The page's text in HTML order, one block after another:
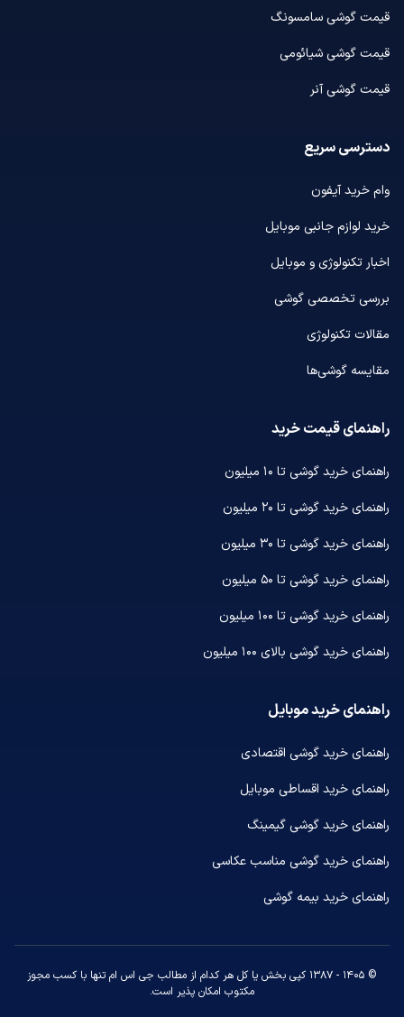
قیمت گوشی سامسونگ
قیمت گوشی شیائومی
قیمت گوشی آنر
دسترسی سریع
وام خرید آیفون
خرید لوازم جانبی موبایل
اخبار تکنولوژی و موبایل
بررسی تخصصی گوشی
مقالات تکنولوژی
مقایسه گوشی‌ها
راهنمای قیمت خرید
راهنمای خرید گوشی تا ۱۰ میلیون
راهنمای خرید گوشی تا ۲۰ میلیون
راهنمای خرید گوشی تا ۳۰ میلیون
راهنمای خرید گوشی تا ۵۰ میلیون
راهنمای خرید گوشی تا ۱۰۰ میلیون
راهنمای خرید گوشی بالای ۱۰۰ میلیون
راهنمای خرید موبایل
راهنمای خرید گوشی اقتصادی
راهنمای خرید اقساطی موبایل
راهنمای خرید گوشی گیمینگ
راهنمای خرید گوشی مناسب عکاسی
راهنمای خرید بیمه گوشی
© ۱۴۰۵ - ۱۳۸۷ کپی بخش یا کل هر کدام از مطالب جی اس ام تنها با کسب مجوز
مکتوب امکان پذیر است.